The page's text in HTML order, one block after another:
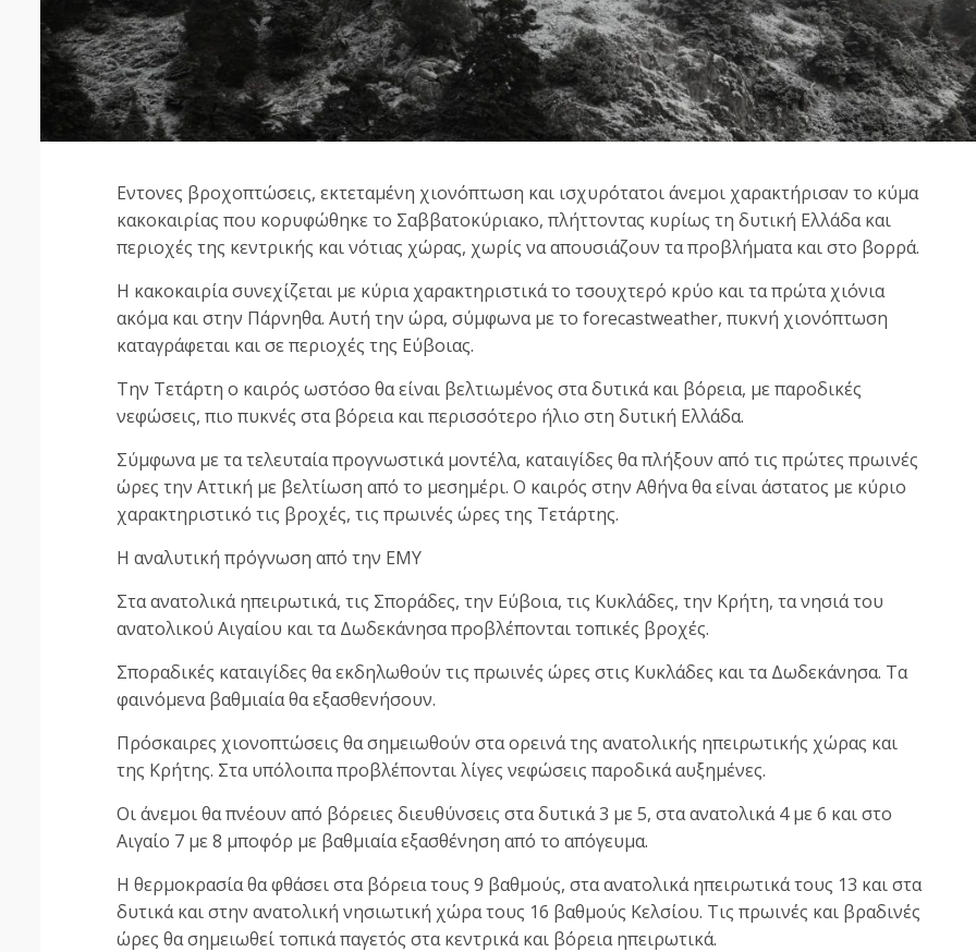
Εντονες βροχοπτώσεις, εκτεταμένη χιονόπτωση και ισχυρότατοι άνεμοι χαρακτήρισαν το κύμα
κακοκαιρίας που κορυφώθηκε το Σαββατοκύριακο, πλήττοντας κυρίως τη δυτική Ελλάδα και
περιοχές της κεντρικής και νότιας χώρας, χωρίς να απουσιάζουν τα προβλήματα και στο βορρά.
Η κακοκαιρία συνεχίζεται με κύρια χαρακτηριστικά το τσουχτερό κρύο και τα πρώτα χιόνια
ακόμα και στην Πάρνηθα. Αυτή την ώρα, σύμφωνα με το forecastweather, πυκνή χιονόπτωση
καταγράφεται και σε περιοχές της Εύβοιας.
Την Τετάρτη ο καιρός ωστόσο θα είναι βελτιωμένος στα δυτικά και βόρεια, με παροδικές
νεφώσεις, πιο πυκνές στα βόρεια και περισσότερο ήλιο στη δυτική Ελλάδα.
Σύμφωνα με τα τελευταία προγνωστικά μοντέλα, καταιγίδες θα πλήξουν από τις πρώτες πρωινές
ώρες την Αττική με βελτίωση από το μεσημέρι. Ο καιρός στην Αθήνα θα είναι άστατος με κύριο
χαρακτηριστικό τις βροχές, τις πρωινές ώρες της Τετάρτης.
Η αναλυτική πρόγνωση από την ΕΜΥ
Στα ανατολικά ηπειρωτικά, τις Σποράδες, την Εύβοια, τις Κυκλάδες, την Κρήτη, τα νησιά του
ανατολικού Αιγαίου και τα Δωδεκάνησα προβλέπονται τοπικές βροχές.
Σποραδικές καταιγίδες θα εκδηλωθούν τις πρωινές ώρες στις Κυκλάδες και τα Δωδεκάνησα. Τα
φαινόμενα βαθμιαία θα εξασθενήσουν.
Πρόσκαιρες χιονοπτώσεις θα σημειωθούν στα ορεινά της ανατολικής ηπειρωτικής χώρας και
της Κρήτης. Στα υπόλοιπα προβλέπονται λίγες νεφώσεις παροδικά αυξημένες.
Οι άνεμοι θα πνέουν από βόρειες διευθύνσεις στα δυτικά 3 με 5, στα ανατολικά 4 με 6 και στο
Αιγαίο 7 με 8 μποφόρ με βαθμιαία εξασθένηση από το απόγευμα.
Η θερμοκρασία θα φθάσει στα βόρεια τους 9 βαθμούς, στα ανατολικά ηπειρωτικά τους 13 και στα
δυτικά και στην ανατολική νησιωτική χώρα τους 16 βαθμούς Κελσίου. Τις πρωινές και βραδινές
ώρες θα σημειωθεί τοπικά παγετός στα κεντρικά και βόρεια ηπειρωτικά.